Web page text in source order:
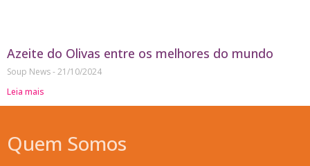
Azeite do Olivas entre os melhores do mundo
Soup News 21/10/2024
Leia mais
Quem Somos